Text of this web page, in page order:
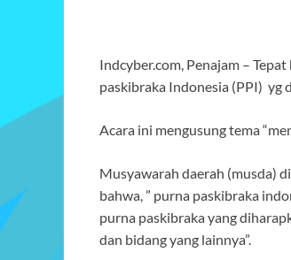
Indcyber.com, Penajam –
paskibraka Indonesia (PPI) yg
Acara ini mengusung tema
Musyawarah daerah (musda)
bahwa, ” purna paskibraka
purna paskibraka yang
dan bidang yang lainnya”.